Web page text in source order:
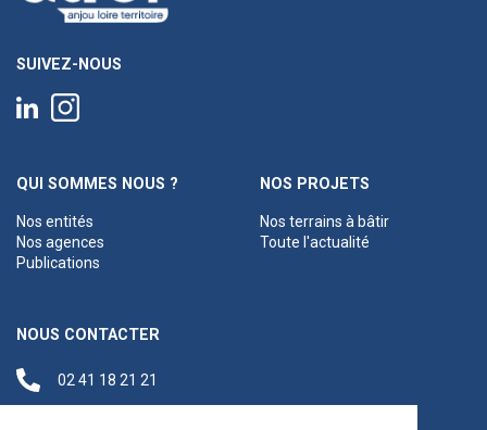
SUIVEZ-NOUS
QUI SOMMES NOUS ?
Nos entités
Nos agences
Publications
NOS PROJETS
Nos terrains à bâtir
Toute l'actualité
NOUS CONTACTER
02 41 18 21 21